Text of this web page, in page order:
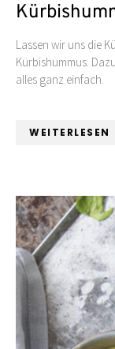
Lassen wir uns die
Kürbishummus.
alles ganz einfach.
WEITERLESEN